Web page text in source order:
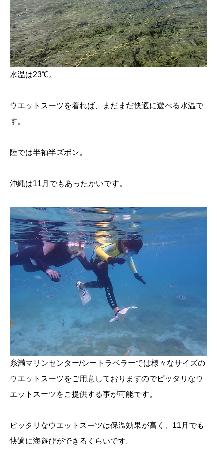
水温は23℃。
ウエットスーツを着れば、まだまだ快適に遊べる水温で
す。
陸では半袖半ズボン。
沖縄は11月でもあったかいです。
糸満マリンセンター/シートラベラーでは様々なサイズの
ウエットスーツをご用意しておりますのでピッタリなウ
エットスーツをご提供する事が可能です。
ピッタリなウエットスーツは保温効果が高く、11月でも
快適に海遊びができるくらいです。